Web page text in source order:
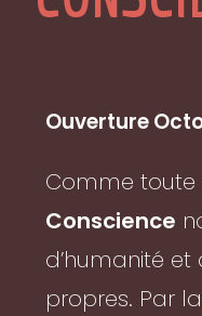
Ouverture
Comme toute
Conscience
d’humanité et
propres. Par